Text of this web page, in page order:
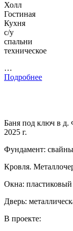
Холл
Гостиная
Кухня
с/у
спальни
техническое
…
Подробнее
Баня под ключ в д.
2025 г.
Фундамент:
Кровля.
Окна: пластиковый
Дверь:
В проекте: